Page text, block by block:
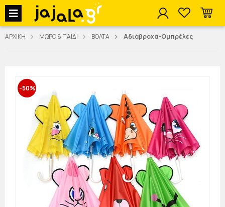
jajala Menu
ΑΡΧΙΚΗ ΜΩΡΟ & ΠΑΙΔΙ ΒΟΛΤΑ Αδιάβροχα-Ομπρέλες
-50%